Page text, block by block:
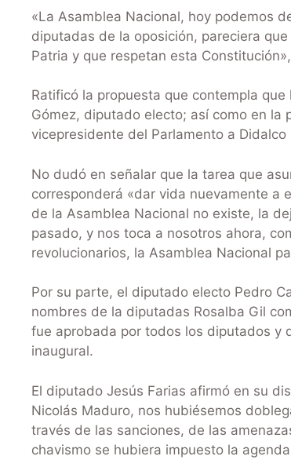
«La Asamblea Nacional, hoy podemos
diputadas de la oposición, pareciera
Patria y que respetan esta
Ratificó la propuesta que contempla
Gómez, diputado electo; así como en la
vicepresidente del Parlamento a Didalco
No dudó en señalar que la tarea que
corresponderá «dar vida nuevamente a
de la Asamblea Nacional no existe, la
pasado, y nos toca a nosotros ahora,
revolucionarios, la Asamblea Nacional
Por su parte, el diputado electo Pedro
nombres de la diputadas Rosalba Gil
fue aprobada por todos los diputados y
inaugural.
El diputado Jesús Farias afirmó en su
Nicolás Maduro, nos hubiésemos
través de las sanciones, de las
chavismo se hubiera impuesto la